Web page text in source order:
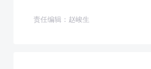
责任编辑：赵峻生